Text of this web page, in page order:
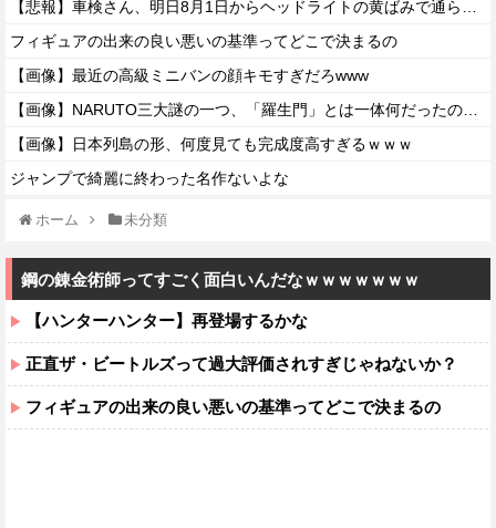
フィギュアの出来の良い悪いの基準ってどこで決まるの
【画像】最近の高級ミニバンの顔キモすぎだろwww
【画像】日本列島の形、何度見ても完成度高すぎるｗｗｗ
ジャンプで綺麗に終わった名作ないよな
ホーム 未分類
鋼の錬金術師ってすごく面白いんだなｗｗｗｗｗｗｗ
【ハンターハンター】再登場するかな
正直ザ・ビートルズって過大評価されすぎじゃねないか？
フィギュアの出来の良い悪いの基準ってどこで決まるの